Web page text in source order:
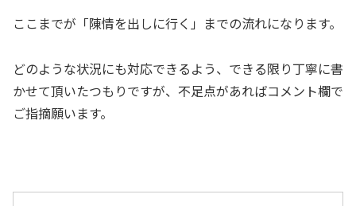
ここまでが「陳情を出しに行く」までの流れになります。
どのような状況にも対応できるよう、できる限り丁寧に書
かせて頂いたつもりですが、不足点があればコメント欄で
ご指摘願います。